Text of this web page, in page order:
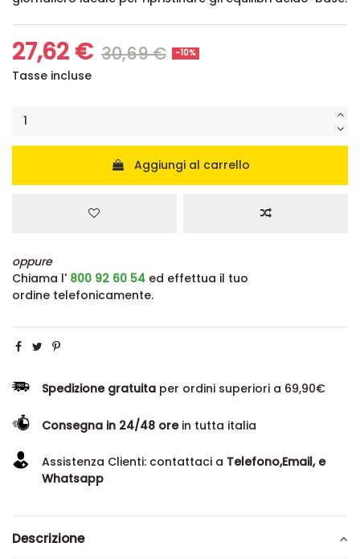
27,62 € 30,69 € -10%
Tasse incluse
Aggiungi al carrello
oppure
Chiama l' 800 92 60 54 ed effettua il tuo
ordine telefonicamente.
Spedizione gratuita per ordini superiori a 69,90€
Consegna in 24/48 orein tutta italia
Assistenza Clienti: contattaci a Telefono,Email, e
Whatsapp
Descrizione